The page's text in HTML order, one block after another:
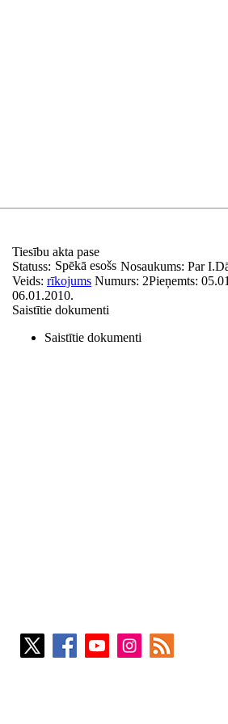
Tiesību akta pase
Nosaukums: Par
Statuss: Spēkā esošs
Veids: rīkojums Numurs: 2Pieņemts:
06.01.2010.
Saistītie dokumenti
Saistītie dokumenti